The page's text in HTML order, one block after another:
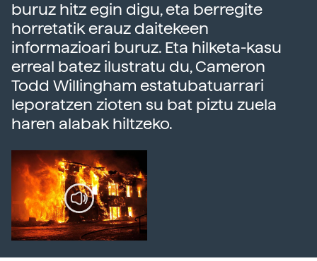
buruz hitz egin digu, eta berregite
horretatik erauz daitekeen
informazioari buruz. Eta hilketa-kasu
erreal batez ilustratu du, Cameron
Todd Willingham estatubatuarrari
leporatzen zioten su bat piztu zuela
haren alabak hiltzeko.